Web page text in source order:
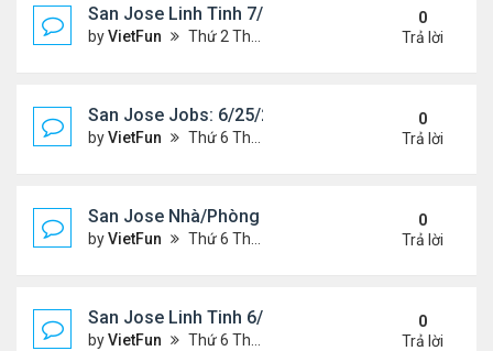
San Jose Linh Tinh 7/2/21 - 7/9/21
byVietFun Thứ 2 Tháng 7 05, 2021 2:35 pm
0
Trả lời
San Jose Jobs: 6/25/21- 7/2/2021
byVietFun Thứ 6 Tháng 6 25, 2021 2:14 pm
0
Trả lời
San Jose Nhà/Phòng 6/25/21-7/2/21
byVietFun Thứ 6 Tháng 6 25, 2021 2:11 pm
0
Trả lời
San Jose Linh Tinh 6/25/21 - 7/2/21
byVietFun Thứ 6 Tháng 6 25, 2021 2:07 pm
0
Trả lời